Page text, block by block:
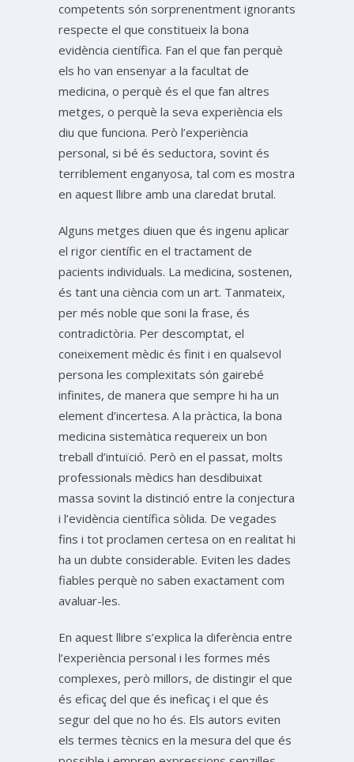
competents són sorprenentment ignorants
respecte el que constitueix la bona
evidència científica. Fan el que fan perquè
els ho van ensenyar a la facultat de
medicina, o perquè és el que fan altres
metges, o perquè la seva experiència els
diu que funciona. Però l’experiència
personal, si bé és seductora, sovint és
terriblement enganyosa, tal com es mostra
en aquest llibre amb una claredat brutal.
Alguns metges diuen que és ingenu aplicar
el rigor científic en el tractament de
pacients individuals. La medicina, sostenen,
és tant una ciència com un art. Tanmateix,
per més noble que soni la frase, és
contradictòria. Per descomptat, el
coneixement mèdic és finit i en qualsevol
persona les complexitats són gairebé
infinites, de manera que sempre hi ha un
element d’incertesa. A la pràctica, la bona
medicina sistemàtica requereix un bon
treball d’intuïció. Però en el passat, molts
professionals mèdics han desdibuixat
massa sovint la distinció entre la conjectura
i l’evidència científica sòlida. De vegades
fins i tot proclamen certesa on en realitat hi
ha un dubte considerable. Eviten les dades
fiables perquè no saben exactament com
avaluar-les.
En aquest llibre s’explica la diferència entre
l’experiència personal i les formes més
complexes, però millors, de distingir el que
és eficaç del que és ineficaç i el que és
segur del que no ho és. Els autors eviten
els termes tècnics en la mesura del que és